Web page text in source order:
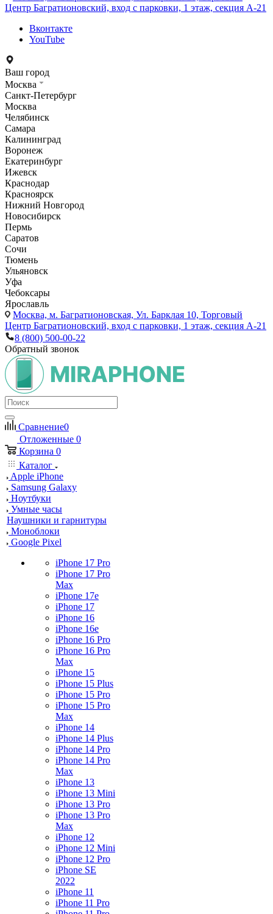
Центр Багратионовский, вход с парковки, 1 этаж, секция А-21
Вконтакте
YouTube
Ваш город
Москва
Санкт-Петербург
Москва
Челябинск
Самара
Калининград
Воронеж
Екатеринбург
Ижевск
Краснодар
Красноярск
Нижний Новгород
Новосибирск
Пермь
Саратов
Сочи
Тюмень
Ульяновск
Уфа
Чебоксары
Ярославль
Москва, м. Багратионовская, Ул. Барклая 10, Торговый
Центр Багратионовский, вход с парковки, 1 этаж, секция А-21
8 (800) 500-00-22
Обратный звонок
Сравнение0
Отложенные 0
Корзина 0
Каталог
Apple iPhone
Samsung Galaxy
Ноутбуки
Умные часы
Наушники и гарнитуры
Моноблоки
Google Pixel
iPhone 17 Pro
iPhone 17 Pro
Max
iPhone 17e
iPhone 17
iPhone 16
iPhone 16e
iPhone 16 Pro
iPhone 16 Pro
Max
iPhone 15
iPhone 15 Plus
iPhone 15 Pro
iPhone 15 Pro
Max
iPhone 14
iPhone 14 Plus
iPhone 14 Pro
iPhone 14 Pro
Max
iPhone 13
iPhone 13 Mini
iPhone 13 Pro
iPhone 13 Pro
Max
iPhone 12
iPhone 12 Mini
iPhone 12 Pro
iPhone SE
2022
iPhone 11
iPhone 11 Pro